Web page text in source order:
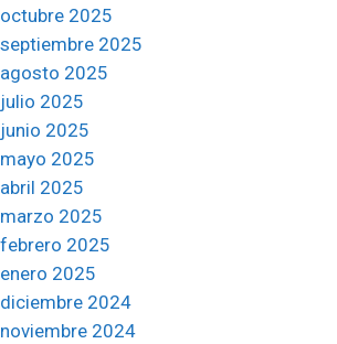
octubre 2025
septiembre 2025
agosto 2025
julio 2025
junio 2025
mayo 2025
abril 2025
marzo 2025
febrero 2025
enero 2025
diciembre 2024
noviembre 2024